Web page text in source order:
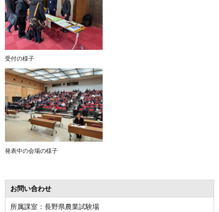
受付の様子
発表中の会場の様子
お問い合わせ
所属課室：長野県農業試験場